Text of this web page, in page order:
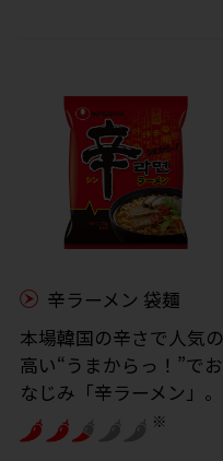
辛ラーメン 袋麺
本場韓国の辛さで人気の
高い“うまからっ！”でお
なじみ「辛ラーメン」。
※